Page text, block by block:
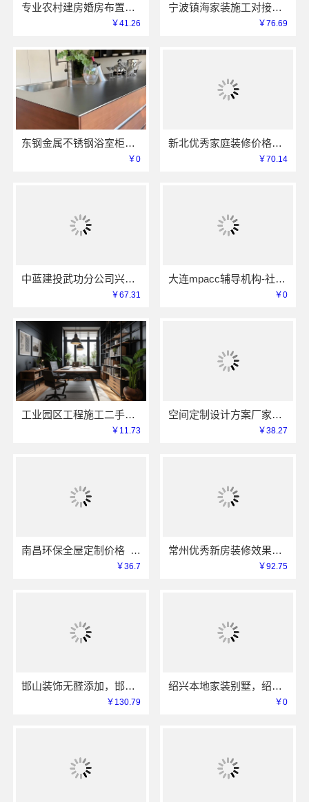
专业农村建房婚房布置找中蓝建投北京建设有限公司四川
￥41.26
宁波镇海家装施工对接渠道，宁波雅美和居建材科技有限公司
￥76.69
东钢金属不锈钢浴室柜厂家怎么样江苏东钢金属科技详解
￥0
新北优秀家庭装修价格清单，常州宜居佳装饰工程有限公司明细公开
￥70.14
中蓝建投武功分公司兴平装修靠谱全包服务
￥67.31
大连mpacc辅导机构-社科赛斯考研专业辅导机构
￥0
工业园区工程施工二手房全包苏州兔哥哥智装
￥11.73
空间定制设计方案厂家江西圣匠
￥38.27
南昌环保全屋定制价格_江西尚宅尚品
￥36.7
常州优秀新房装修效果图——常州宜居佳装饰
￥92.75
邯山装饰无醛添加，邯郸至臻全宅新材料有限公司源头环保
￥130.79
绍兴本地家装别墅，绍兴卓鑫装饰材料有限公司打造品质生活
￥0